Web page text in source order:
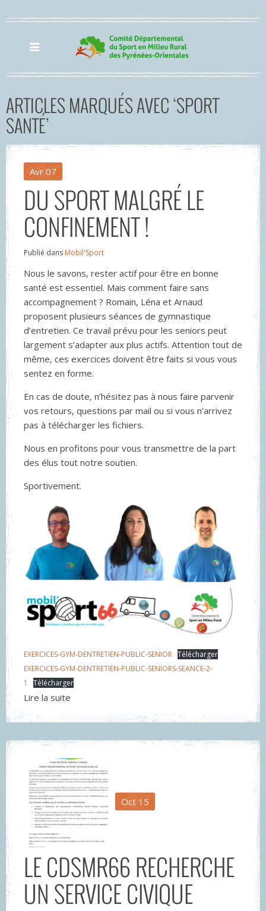
ARTICLES MARQUÉS AVEC ‘SPORT
SANTÉ’
Avr 07
DU SPORT MALGRÉ LE
CONFINEMENT !
Publié dans Mobil'Sport
Nous le savons, rester actif pour être en bonne
santé est essentiel. Mais comment faire sans
accompagnement ? Romain, Léna et Arnaud
proposent plusieurs séances de gymnastique
d’entretien. Ce travail prévu pour les seniors peut
largement s’adapter aux plus actifs. Attention tout de
même, ces exercices doivent être faits si vous vous
sentez en forme.
En cas de doute, n’hésitez pas à nous faire parvenir
vos retours, questions par mail ou si vous n’arrivez
pas à télécharger les fichiers.
Nous en profitons pour vous transmettre de la part
des élus tout notre soutien.
Sportivement.
EXERCICES-GYM-DENTRETIEN-PUBLIC-SENIOR Télécharger
EXERCICES-GYM-DENTRETIEN-PUBLIC-SENIORS-SEANCE-2-
1
Télécharger
Lire la suite
Oct 15
LE CDSMR66 RECHERCHE
UN SERVICE CIVIQUE